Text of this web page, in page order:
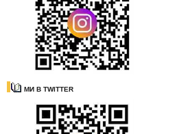
МИ В TWITTER